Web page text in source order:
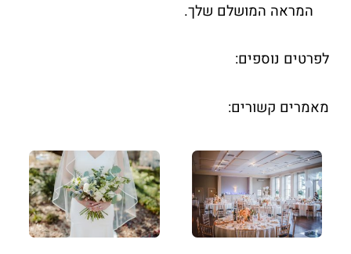
המראה המושלם שלך.
לפרטים נוספים:
מאמרים קשורים: